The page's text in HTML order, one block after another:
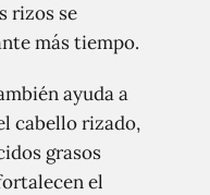
rizos se
más tiempo.
ayuda a
cabello rizado,
grasos
el